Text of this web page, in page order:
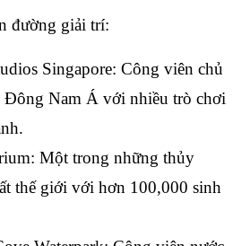
đường giải trí:
Singapore: Công viên chủ
Đông Nam Á với nhiều trò chơi
Một trong những thủy
thế giới với hơn 100,000 sinh